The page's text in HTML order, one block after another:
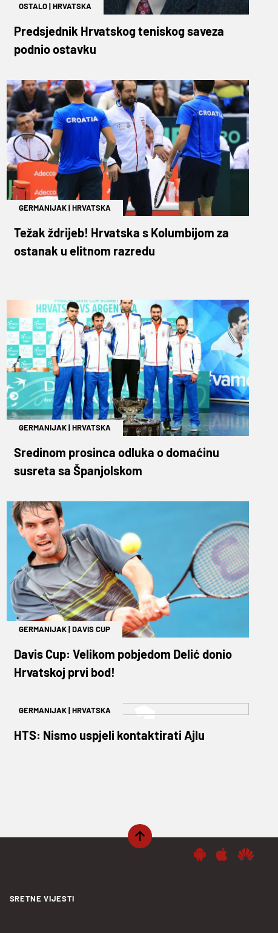
OSTALO|HRVATSKA
Predsjednik Hrvatskog teniskog saveza
podnio ostavku
GERMANIJAK|HRVATSKA
Težak ždrijeb! Hrvatska s Kolumbijom za
ostanak u elitnom razredu
GERMANIJAK|HRVATSKA
Sredinom prosinca odluka o domaćinu
susreta sa Španjolskom
GERMANIJAK|DAVIS CUP
Davis Cup: Velikom pobjedom Delić donio
Hrvatskoj prvi bod!
GERMANIJAK|HRVATSKA
HTS: Nismo uspjeli kontaktirati Ajlu
SRETNE VIJESTI